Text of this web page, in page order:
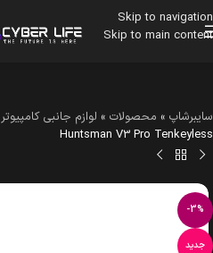
Skip to navigation
Skip to main content
سایبرشاپ » محصولات » لوازم جانبی کامپیوتر
Huntsman V3 Pro Tenkeyless
-3%
جدید